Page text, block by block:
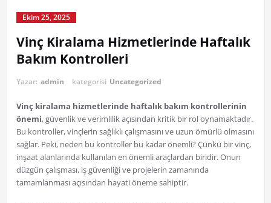
Ekim 25, 2025
Vinç Kiralama Hizmetlerinde Haftalık
Bakım Kontrolleri
Yazar: admin kategorisi Uncategorized
Vinç kiralama hizmetlerinde haftalık bakım kontrollerinin
önemi, güvenlik ve verimlilik açısından kritik bir rol oynamaktadır.
Bu kontroller, vinçlerin sağlıklı çalışmasını ve uzun ömürlü olmasını
sağlar. Peki, neden bu kontroller bu kadar önemli? Çünkü bir vinç,
inşaat alanlarında kullanılan en önemli araçlardan biridir. Onun
düzgün çalışması, iş güvenliği ve projelerin zamanında
tamamlanması açısından hayati öneme sahiptir.